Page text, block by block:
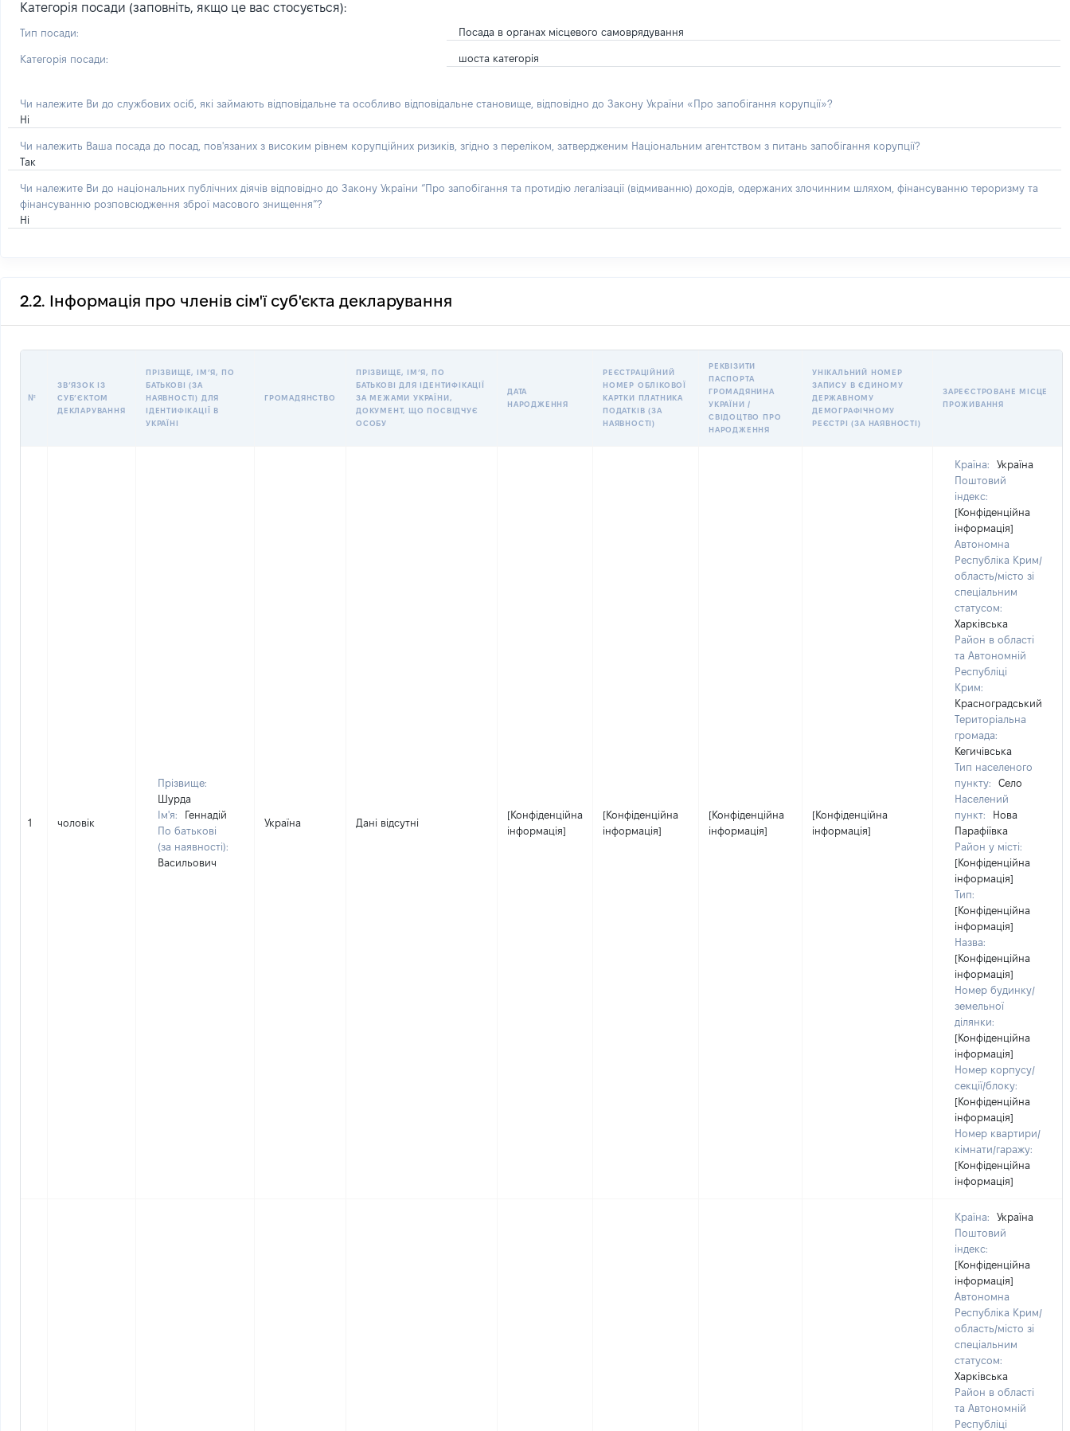
Категорія посади (заповніть, якщо це вас стосується):
Тип посади: Посада в органах місцевого самоврядування
Категорія посади: шоста категорія
Чи належите Ви до службових осіб, які займають відповідальне та особливо відповідальне становище, відповідно до Закону України «Про запобігання корупції»?
Ні
Чи належить Ваша посада до посад, пов'язаних з високим рівнем корупційних ризиків, згідно з переліком, затвердженим Національним агентством з питань запобігання корупції?
Так
Чи належите Ви до національних публічних діячів відповідно до Закону України “Про запобігання та протидію легалізації (відмиванню) доходів, одержаних злочинним шляхом, фінансуванню тероризму та
фінансуванню розповсюдження зброї масового знищення”?
Ні
2.2. Інформація про членів сім'ї суб'єкта декларування
№
ЗВʼЯЗОК ІЗ
СУБʼЄКТОМ
ДЕКЛАРУВАННЯ
ПРІЗВИЩЕ, ІМʼЯ, ПО
БАТЬКОВІ (ЗА
НАЯВНОСТІ) ДЛЯ
ІДЕНТИФІКАЦІЇ В
УКРАЇНІ
ГРОМАДЯНСТВО
ПРІЗВИЩЕ, ІМʼЯ, ПО
БАТЬКОВІ ДЛЯ ІДЕНТИФІКАЦІЇ
ЗА МЕЖАМИ УКРАЇНИ,
ДОКУМЕНТ, ЩО ПОСВІДЧУЄ
ОСОБУ
ДАТА
НАРОДЖЕННЯ
РЕЄСТРАЦІЙНИЙ
НОМЕР ОБЛІКОВОЇ
КАРТКИ ПЛАТНИКА
ПОДАТКІВ (ЗА
НАЯВНОСТІ)
РЕКВІЗИТИ
ПАСПОРТА
ГРОМАДЯНИНА
УКРАЇНИ /
СВІДОЦТВО ПРО
НАРОДЖЕННЯ
УНІКАЛЬНИЙ НОМЕР
ЗАПИСУ В ЄДИНОМУ
ДЕРЖАВНОМУ
ДЕМОГРАФІЧНОМУ
РЕЄСТРІ (ЗА НАЯВНОСТІ)
ЗАРЕЄСТРОВАНЕ МІСЦЕ
ПРОЖИВАННЯ
1 чоловік
Прізвище:
Шурда
Ім'я:
Геннадій
По батькові
(за наявності):
Васильович
Україна Дані відсутні
[Конфіденційна
інформація]
[Конфіденційна
інформація]
[Конфіденційна
інформація]
[Конфіденційна
інформація]
Країна:
Україна
Поштовий
індекс:
[Конфіденційна
інформація]
Автономна
Республіка Крим/
область/місто зі
спеціальним
статусом:
Харківська
Район в області
та Автономній
Республіці
Крим:
Красноградський
Територіальна
громада:
Кегичівська
Тип населеного
пункту:
Село
Населений
пункт:
Нова
Парафіївка
Район у місті:
[Конфіденційна
інформація]
Тип:
[Конфіденційна
інформація]
Назва:
[Конфіденційна
інформація]
Номер будинку/
земельної
ділянки:
[Конфіденційна
інформація]
Номер корпусу/
секції/блоку:
[Конфіденційна
інформація]
Номер квартири/
кімнати/гаражу:
[Конфіденційна
інформація]
Країна:
Україна
Поштовий
індекс:
[Конфіденційна
інформація]
Автономна
Республіка Крим/
область/місто зі
спеціальним
статусом:
Харківська
Район в області
та Автономній
Республіці